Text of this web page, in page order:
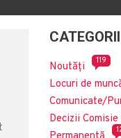
CATEGORII
Noutăți 119
Locuri de
Comunicate/
Decizii